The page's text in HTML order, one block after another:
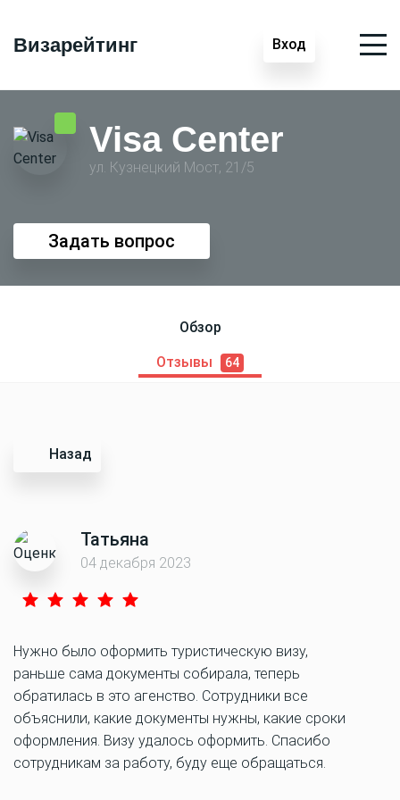
Визарейтинг Вход
Visa Center
ул. Кузнецкий Мост, 21/5
Задать вопрос
Обзор
Отзывы 64
Назад
Татьяна
04 декабря 2023
Нужно было оформить туристическую визу,
раньше сама документы собирала, теперь
обратилась в это агенство. Сотрудники все
объяснили, какие документы нужны, какие сроки
оформления. Визу удалось оформить. Спасибо
сотрудникам за работу, буду еще обращаться.